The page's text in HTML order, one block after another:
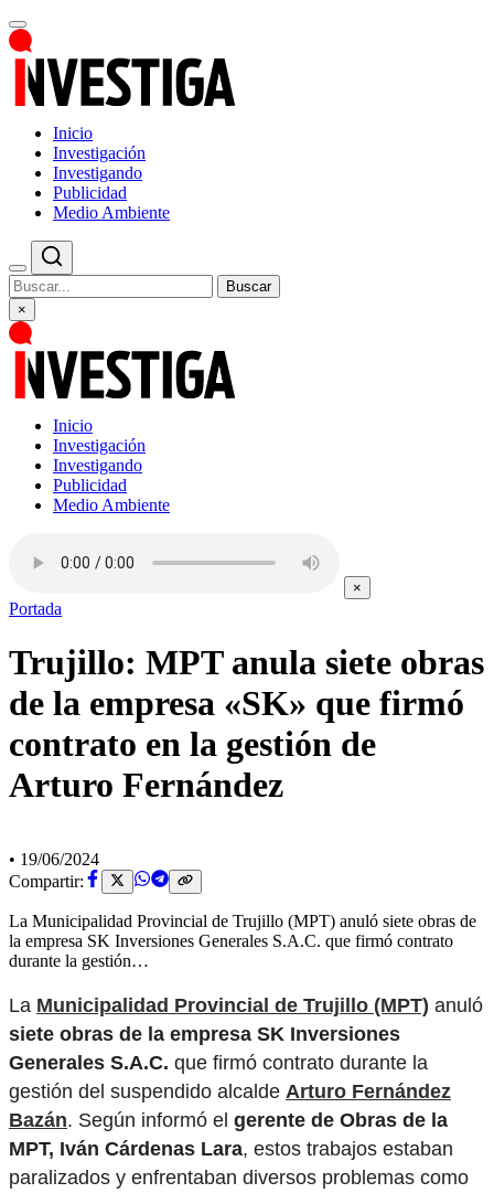
Inicio
Investigación
Investigando
Publicidad
Medio Ambiente
Buscar
×
Inicio
Investigación
Investigando
Publicidad
Medio Ambiente
×
Portada
Trujillo: MPT anula siete obras
de la empresa «SK» que firmó
contrato en la gestión de
Arturo Fernández
• 19/06/2024
Compartir:
La Municipalidad Provincial de Trujillo (MPT) anuló siete obras de
la empresa SK Inversiones Generales S.A.C. que firmó contrato
durante la gestión…
La Municipalidad Provincial de Trujillo (MPT) anuló
siete obras de la empresa SK Inversiones
Generales S.A.C. que firmó contrato durante la
gestión del suspendido alcalde Arturo Fernández
Bazán. Según informó el gerente de Obras de la
MPT, Iván Cárdenas Lara, estos trabajos estaban
paralizados y enfrentaban diversos problemas como